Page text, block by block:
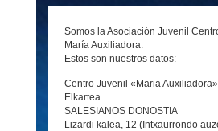
Somos la Asociación Juvenil
María Auxiliadora.
Estos son nuestros datos:
Centro Juvenil «Maria
Elkartea
SALESIANOS DONOSTIA
Lizardi kalea, 12 (Intxaurrondo